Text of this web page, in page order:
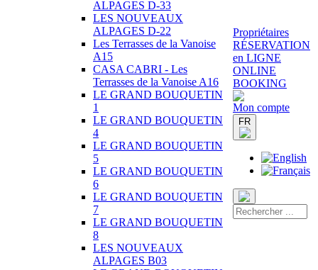
ALPAGES D-33
LES NOUVEAUX
ALPAGES D-22
Les Terrasses de la Vanoise
A15
CASA CABRI - Les
Terrasses de la Vanoise A16
LE GRAND BOUQUETIN
1
LE GRAND BOUQUETIN
4
LE GRAND BOUQUETIN
5
LE GRAND BOUQUETIN
6
LE GRAND BOUQUETIN
7
LE GRAND BOUQUETIN
8
LES NOUVEAUX
ALPAGES B03
Propriétaires
RÉSERVATION
en LIGNE
ONLINE
BOOKING
Mon compte
FR